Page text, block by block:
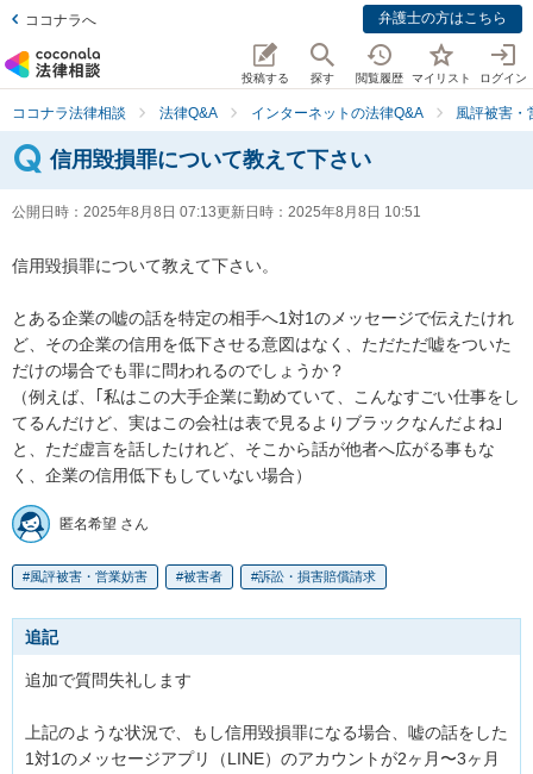
ココナラへ 弁護士の方はこちら
投稿する 探す 閲覧履歴 マイリスト ログイン
ココナラ法律相談 法律Q&A インターネットの法律Q&A 風評被害・
信用毀損罪について教えて下さい
公開日時： 2025年8月8日 07:13更新日時： 2025年8月8日 10:51
信用毀損罪について教えて下さい。
とある企業の嘘の話を特定の相手へ1対1のメッセージで伝えたけれ
ど、その企業の信用を低下させる意図はなく、ただただ嘘をついた
だけの場合でも罪に問われるのでしょうか？
（例えば、｢私はこの大手企業に勤めていて、こんなすごい仕事をし
てるんだけど、実はこの会社は表で見るよりブラックなんだよね｣
と、ただ虚言を話したけれど、そこから話が他者へ広がる事もな
く、企業の信用低下もしていない場合）
匿名希望 さん
風評被害・営業妨害 被害者 訴訟・損害賠償請求
追記
追加で質問失礼します
上記のような状況で、もし信用毀損罪になる場合、嘘の話をした
1対1のメッセージアプリ（LINE）のアカウントが2ヶ月〜3ヶ月